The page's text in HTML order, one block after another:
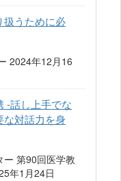
扱うために必
2024年12月16
-話し上手でな
な対話力を身
ー 第90回医学教
年1月24日